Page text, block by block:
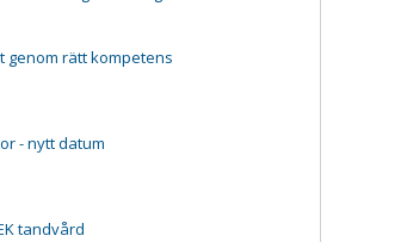
genom rätt kompetens
- nytt datum
tandvård